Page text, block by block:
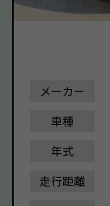
メーカー
車種
年式
走行距離